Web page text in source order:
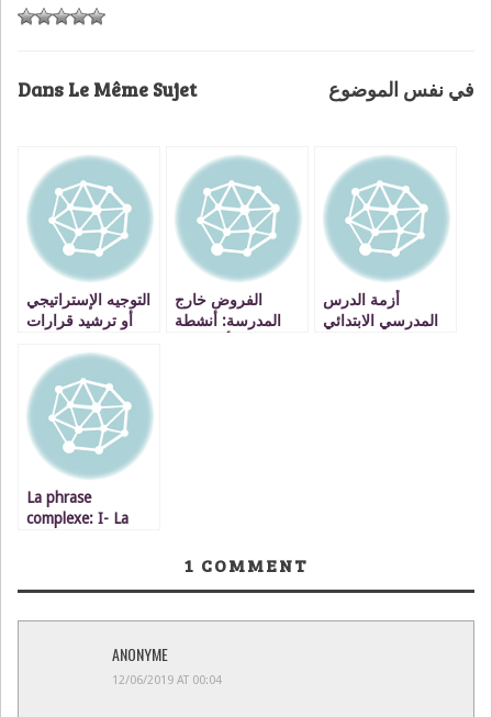
Dans Le Même Sujet في نفس الموضوع
التوجيه الإستراتيجي
أو ترشيد قرارات
الفروض خارج
المدرسة: أنشطة
أزمة الدرس
المدرسي الابتدائي
La phrase
complexe: I- La
1 COMMENT
ANONYME
12/06/2019 AT 00:04